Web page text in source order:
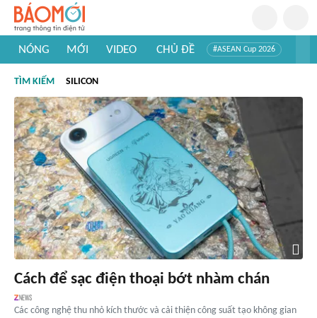
NÓNG MỚI VIDEO CHỦ ĐỀ #ASEAN Cup 2026
#Khám phá thế giới
TÌM KIẾM SILICON
Cách để sạc điện thoại bớt nhàm chán
Các công nghệ thu nhỏ kích thước và cải thiện công suất tạo không gian